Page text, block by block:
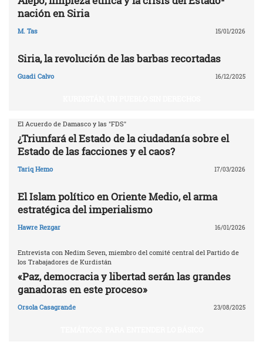
nación en Siria
M. Tas 15/01/2026
Siria, la revolución de las barbas recortadas
Guadi Calvo 16/12/2025
El Acuerdo de Damasco y las "FDS"
¿Triunfará el Estado de la ciudadanía sobre el
Estado de las facciones y el caos?
Tariq Hemo 17/03/2026
El Islam político en Oriente Medio, el arma
estratégica del imperialismo
Hawre Rezgar 16/01/2026
Entrevista con Nedim Seven, miembro del comité central del Partido de
los Trabajadores de Kurdistán
«Paz, democracia y libertad serán las grandes
ganadoras en este proceso»
Orsola Casagrande 23/08/2025